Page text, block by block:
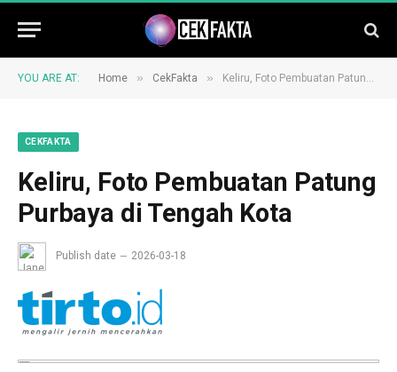
YOU ARE AT: Home » CekFakta » Keliru, Foto Pembuatan Patung Purbaya di Tengah Kota
CEKFAKTA
Keliru, Foto Pembuatan Patung
Purbaya di Tengah Kota
Publish date 2026-03-18